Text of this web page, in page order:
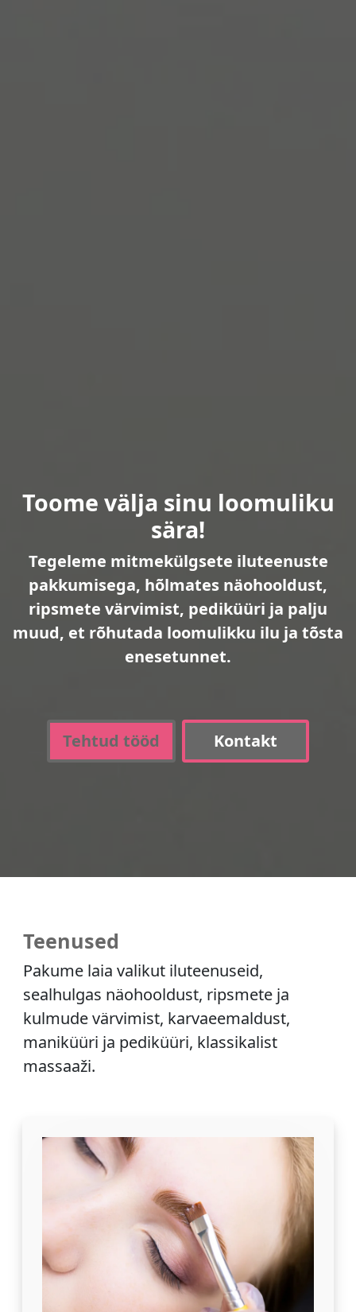
Toome välja sinu loomuliku
sära!
Tegeleme mitmekülgsete iluteenuste
pakkumisega, hõlmates näohooldust,
ripsmete värvimist, pediküüri ja palju
muud, et rõhutada loomulikku ilu ja tõsta
enesetunnet.
Tehtud tööd Kontakt
Teenused
Pakume laia valikut iluteenuseid,
sealhulgas näohooldust, ripsmete ja
kulmude värvimist, karvaeemaldust,
maniküüri ja pediküüri, klassikalist
massaaži.